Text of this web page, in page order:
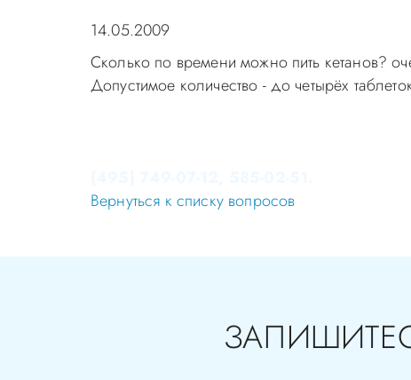
14.05.2009
Сколько по времени можно пить кетанов?
Допустимое количество - до четырёх
Вернуться к списку вопросов